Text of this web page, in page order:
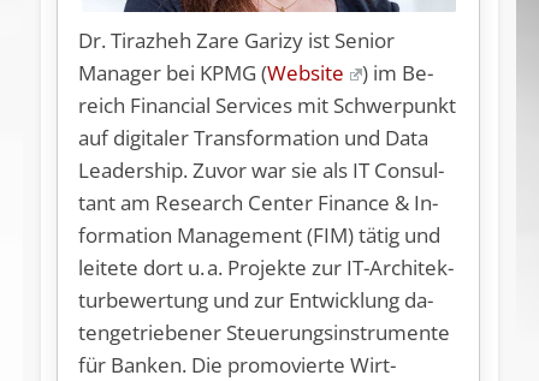
Dr. Tirazheh Zare Garizy ist Senior
Manager bei KPMG (Website
) im Be­
reich Fi­nan­ci­al Ser­vices mit Schwer­punkt
auf di­gi­ta­ler Trans­for­ma­ti­on und Da­ta
Lea­dership. Zu­vor war sie als IT Con­sul­
tant am Re­se­arch Cen­ter Fi­nan­ce & In­
for­ma­ti­on Ma­nage­ment (FIM) tä­tig und
lei­te­te dort u. a. Pro­jek­te zur IT-Ar­chi­tek­
tur­be­wer­tung und zur Ent­wick­lung da­
ten­ge­trie­be­ner Steue­rungs­in­stru­men­te
für Ban­ken. Die pro­mo­vier­te Wirt­